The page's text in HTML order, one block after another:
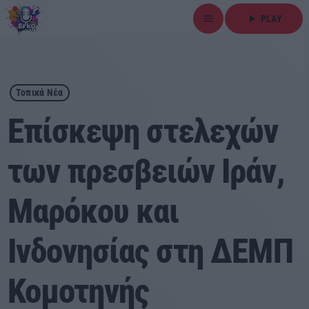
menu play_arrow PLAY
close
play_arrow ΕΡΚΟ
Αρχική
Εκπομπές
Ειδήσεις
Αθλητικά
Τοπικά Νέα
Επίσκεψη στελεχών
των πρεσβειών Ιράν,
Μαρόκου και
Ινδονησίας στη ΔΕΜΠ
Κομοτηνής